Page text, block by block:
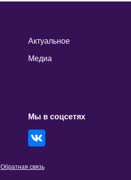
Актуальное
Медиа
Обратная связь
Мы в соцсетях